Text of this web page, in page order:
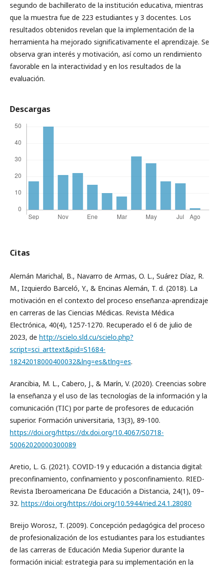
segundo de bachillerato de la institución educativa, mientras
que la muestra fue de 223 estudiantes y 3 docentes. Los
resultados obtenidos revelan que la implementación de la
herramienta ha mejorado significativamente el aprendizaje. Se
observa gran interés y motivación, así como un rendimiento
favorable en la interactividad y en los resultados de la
evaluación.
Descargas
Citas
Alemán Marichal, B., Navarro de Armas, O. L., Suárez Díaz, R.
M., Izquierdo Barceló, Y., & Encinas Alemán, T. d. (2018). La
motivación en el contexto del proceso enseñanza-aprendizaje
en carreras de las Ciencias Médicas. Revista Médica
Electrónica, 40(4), 1257-1270. Recuperado el 6 de julio de
2023, de http://scielo.sld.cu/scielo.php?
script=sci_arttext&pid=S1684-
18242018000400032&lng=es&tlng=es.
Arancibia, M. L., Cabero, J., & Marín, V. (2020). Creencias sobre
la enseñanza y el uso de las tecnologías de la información y la
comunicación (TIC) por parte de profesores de educación
superior. Formación universitaria, 13(3), 89-100.
https://doi.org/https://dx.doi.org/10.4067/S0718-
50062020000300089
Aretio, L. G. (2021). COVID-19 y educación a distancia digital:
preconfinamiento, confinamiento y posconfinamiento. RIED-
Revista Iberoamericana De Educación a Distancia, 24(1), 09–
32. https://doi.org/https://doi.org/10.5944/ried.24.1.28080
Breijo Worosz, T. (2009). Concepción pedagógica del proceso
de profesionalización de los estudiantes para los estudiantes
de las carreras de Educación Media Superior durante la
formación inicial: estrategia para su implementación en la